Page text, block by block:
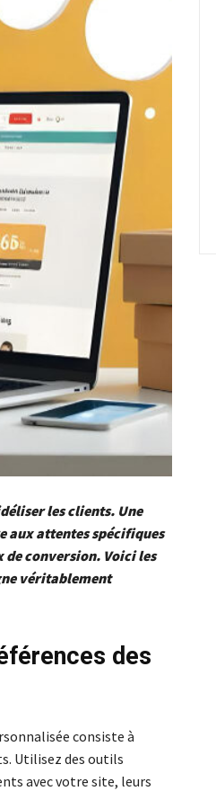
les clients. Une
aux attentes spécifiques
conversion. Voici les
véritablement
des
consiste à
Utilisez des outils
avec votre site, leurs